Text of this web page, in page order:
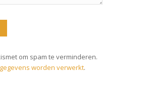
om spam te verminderen.
worden verwerkt.